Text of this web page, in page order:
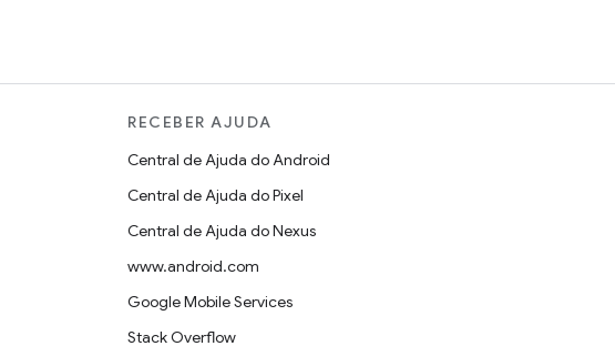
RECEBER AJUDA
Central de Ajuda do Android
Central de Ajuda do Pixel
Central de Ajuda do Nexus
www.android.com
Google Mobile Services
Stack Overflow